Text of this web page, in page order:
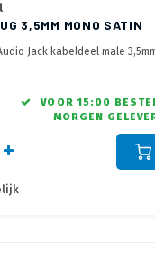
3,5MM MONO SATIN
Jack kabeldeel male
VOOR 15:00
MORGEN